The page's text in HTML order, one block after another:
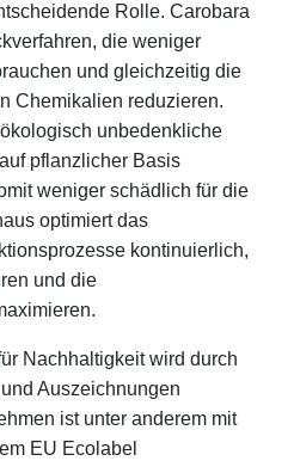
Rolle. Carobara
die weniger
und gleichzeitig die
Chemikalien reduzieren.
unbedenkliche
pflanzlicher Basis
weniger schädlich für die
optimiert das
kontinuierlich,
und die
Nachhaltigkeit wird durch
Auszeichnungen
ist unter anderem mit
EU Ecolabel